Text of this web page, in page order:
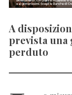
A
prevista una
perduto